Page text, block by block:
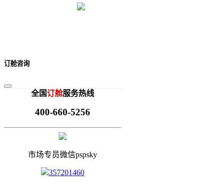
订舱咨询
全国订舱服务热线
400-660-5256
市场专员微信pspsky
357201460